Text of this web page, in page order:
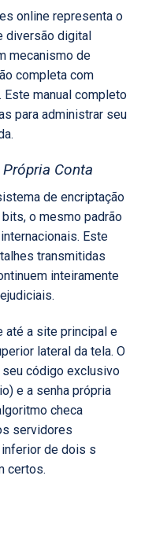
online representa o
diversão digital
mecanismo de
completa com
manual completo
para administrar seu
Conta
de encriptação
o mesmo padrão
Este
transmitidas
inteiramente
até a site principal e
lateral da tela. O
código exclusivo
e a senha própria
checa
servidores
de dois s
certos.